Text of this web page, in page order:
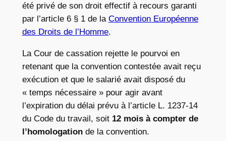
été privé de son droit effectif à recours garanti
par l’article 6 § 1 de la Convention Européenne
des Droits de l’Homme.
La Cour de cassation rejette le pourvoi en
retenant que la convention contestée avait reçu
exécution et que le salarié avait disposé du
« temps nécessaire » pour agir avant
l’expiration du délai prévu à l’article L. 1237-14
du Code du travail, soit 12 mois à compter de
l’homologationde la convention.